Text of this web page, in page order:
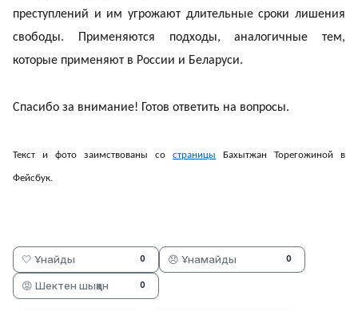
преступлений и им угрожают длительные сроки лишения
свободы. Применяются подходы, аналогичные тем,
которые применяют в России и Беларуси.
Спасибо за внимание! Готов ответить на вопросы.
Текст и фото заимствованы со страницы Бахытжан Торегожиной в
Фейсбук.
🤍 Ұнайды 0 😞 Ұнамайды 0
😡 Шектен шыққан 0